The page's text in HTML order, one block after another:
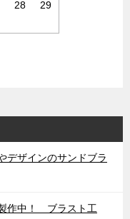
28
29
デザインのサンドブラ
作中！ ブラスト工